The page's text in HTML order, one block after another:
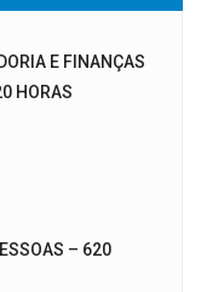
E FINANÇAS
HORAS
– 620